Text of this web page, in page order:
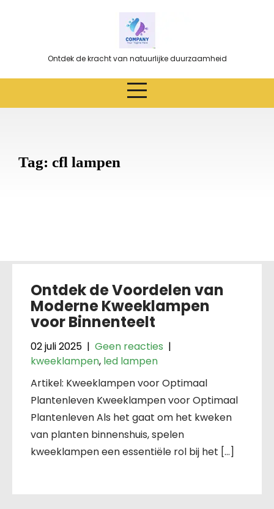
Ontdek de kracht van natuurlijke duurzaamheid
Tag: cfl lampen
Ontdek de Voordelen van
Moderne Kweeklampen
voor Binnenteelt
02 juli 2025 | Geen reacties |
kweeklampen, led lampen
Artikel: Kweeklampen voor Optimaal
Plantenleven Kweeklampen voor Optimaal
Plantenleven Als het gaat om het kweken
van planten binnenshuis, spelen
kweeklampen een essentiële rol bij het […]